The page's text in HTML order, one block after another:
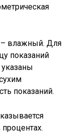
– влажный. Для
показаний
указаны
показаний.